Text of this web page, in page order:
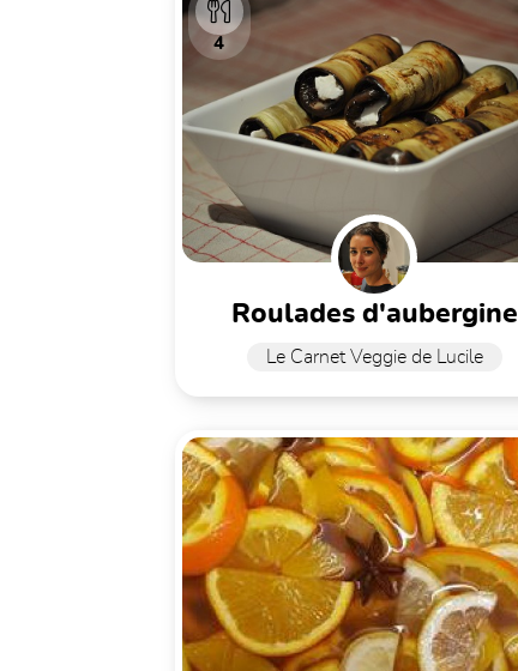
4
roulades d'aubergine
Le Carnet Veggie de Lucile